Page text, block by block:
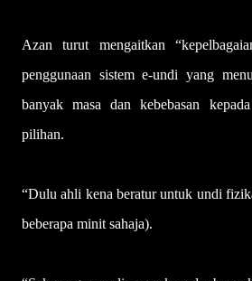
Azan turut mengaitkan
penggunaan sistem e-undi yang
banyak masa dan kebebasan
pilihan.
“Dulu ahli kena beratur untuk undi
beberapa minit sahaja).